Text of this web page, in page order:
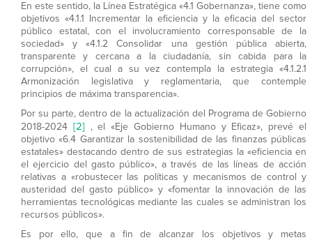
En este sentido, la Línea Estratégica «4.1 Gobernanza», tiene como
objetivos «4.1.1 Incrementar la eficiencia y la eficacia del sector
público estatal, con el involucramiento corresponsable de la
sociedad» y «4.1.2 Consolidar una gestión pública abierta,
transparente y cercana a la ciudadanía, sin cabida para la
corrupción», el cual a su vez contempla la estrategia «4.1.2.1
Armonización legislativa y reglamentaria, que contemple
principios de máxima transparencia».
Por su parte, dentro de la actualización del Programa de Gobierno
2018-2024
[2]
, el «Eje Gobierno Humano y Eficaz», prevé el
objetivo «6.4 Garantizar la sostenibilidad de las finanzas públicas
estatales» destacando dentro de sus estrategias la «eficiencia en
el ejercicio del gasto público», a través de las líneas de acción
relativas a «robustecer las políticas y mecanismos de control y
austeridad del gasto público» y «fomentar la innovación de las
herramientas tecnológicas mediante las cuales se administran los
recursos públicos».
Es por ello, que a fin de alcanzar los objetivos y metas